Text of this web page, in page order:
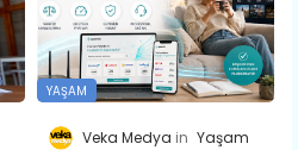
YAŞAM
Veka Medya Yaşam